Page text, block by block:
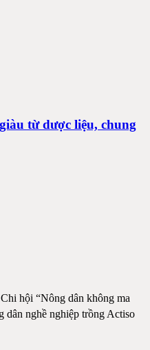
từ dược liệu, chung
hội “Nông dân không ma
nghề nghiệp trồng Actiso